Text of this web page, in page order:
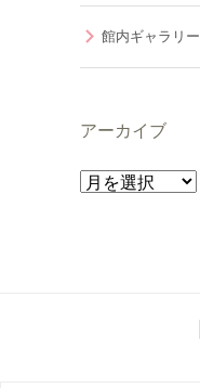
館内ギャラリー
アーカイブ
ア